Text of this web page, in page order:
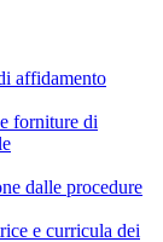
affidamento
forniture di
dalle procedure
e curricula dei